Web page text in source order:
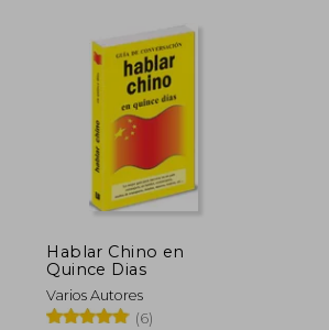
17,16 €
5%
dcto.
Hablar Chino en
Quince Dias
Varios Autores
(6)